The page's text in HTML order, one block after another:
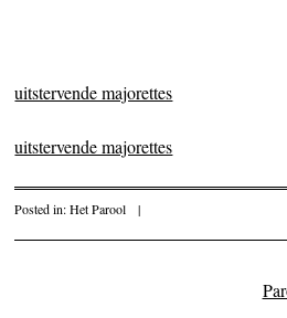
uitstervende majorettes
uitstervende majorettes
Posted in:Het Parool |
Post navigation